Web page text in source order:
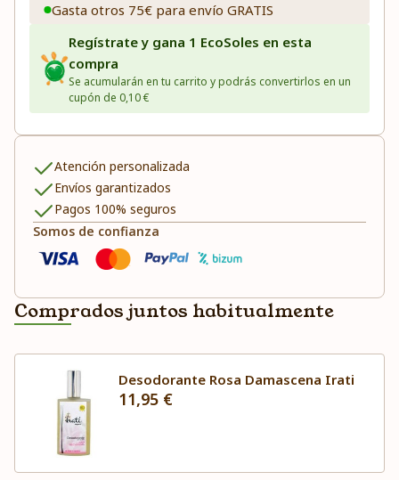
Gasta otros 75€ para envío GRATIS
Regístrate y gana 1 EcoSoles en esta
compra
Se acumularán en tu carrito y podrás convertirlos en un
cupón de 0,10 €
Atención personalizada
Envíos garantizados
Pagos 100% seguros
Somos de confianza
Comprados juntos habitualmente
Desodorante Rosa Damascena Irati
11,95 €